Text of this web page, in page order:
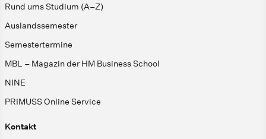
Rund ums Studium (A–Z)
Auslandssemester
Semestertermine
MBL – Magazin der HM Business School
NINE
PRIMUSS Online Service
Kontakt